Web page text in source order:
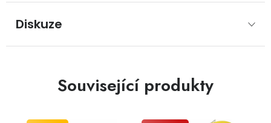
Diskuze
Související produkty